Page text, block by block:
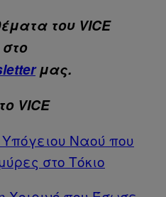
του VICE
μας.
VICE
Ναού που
στο Τόκιο